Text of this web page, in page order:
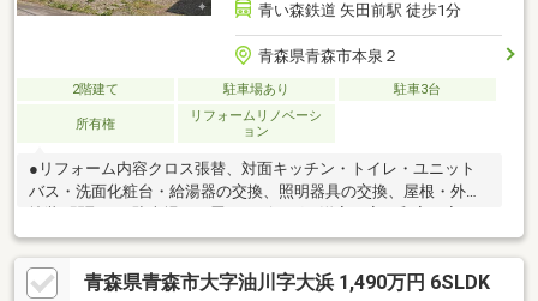
青い森鉄道 矢田前駅 徒歩1分
青森県青森市本泉２
2階建て 駐車場あり 駐車3台
所有権
リフォームリノベーシ
ョン
●リフォーム内容クロス張替、対面キッチン・トイレ・ユニット
バス・洗面化粧台・給湯器の交換、照明器具の交換、屋根・外壁
台駐車可(車種・停め方による)●周辺環境原別小学校まで徒歩約１
０分青森東中学校まで徒歩約２０分青森東高校まで徒歩約３分矢
田前駅まで徒歩約１分
青森県青森市大字油川字大浜 1,490万円 6SLDK